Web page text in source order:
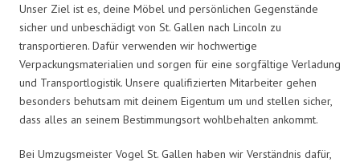
Unser Ziel ist es, deine Möbel und persönlichen Gegenstände
sicher und unbeschädigt von St. Gallen nach Lincoln zu
transportieren. Dafür verwenden wir hochwertige
Verpackungsmaterialien und sorgen für eine sorgfältige Verladung
und Transportlogistik. Unsere qualifizierten Mitarbeiter gehen
besonders behutsam mit deinem Eigentum um und stellen sicher,
dass alles an seinem Bestimmungsort wohlbehalten ankommt.
Bei Umzugsmeister Vogel St. Gallen haben wir Verständnis dafür,